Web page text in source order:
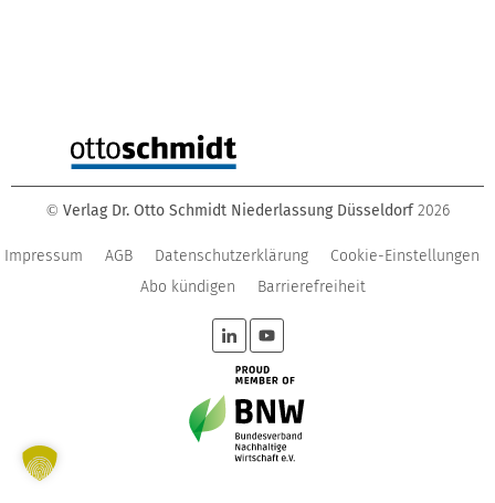
© Verlag Dr. Otto Schmidt Niederlassung Düsseldorf 2026
Impressum AGB Datenschutzerklärung
Cookie-Einstellungen
Abo kündigen
Barrierefreiheit